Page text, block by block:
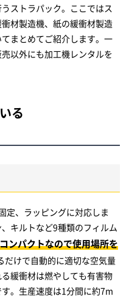
ストラパック。ここではス
材製造機、紙の緩衝材製造
まとめてご紹介します。一
以外にも加工機レンタルを
る
定、ラッピングに対応しま
キルトなど9種類のフィルム
コンパクトなので使用場所を
だけで自動的に適切な空気量
緩衝材は燃やしても有害物
。生産速度は1分間に約7m